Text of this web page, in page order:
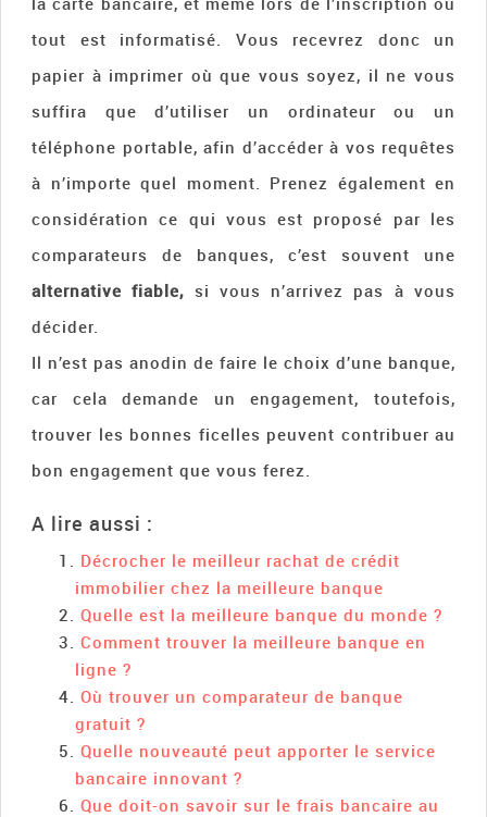
tout est informatisé. Vous recevrez donc un
papier à imprimer où que vous soyez, il ne vous
suffira que d’utiliser un ordinateur ou un
téléphone portable, afin d’accéder à vos requêtes
à n’importe quel moment. Prenez également en
considération ce qui vous est proposé par les
comparateurs de banques, c’est souvent une
alternative fiable, si vous n’arrivez pas à vous
décider.
Il n’est pas anodin de faire le choix d’une banque,
car cela demande un engagement, toutefois,
trouver les bonnes ficelles peuvent contribuer au
bon engagement que vous ferez.
A lire aussi :
Décrocher le meilleur rachat de crédit
immobilier chez la meilleure banque
Quelle est la meilleure banque du monde ?
Comment trouver la meilleure banque en
ligne ?
Où trouver un comparateur de banque
gratuit ?
Quelle nouveauté peut apporter le service
bancaire innovant ?
Que doit-on savoir sur le frais bancaire au